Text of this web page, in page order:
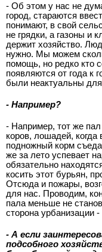
- Об этом у нас не
город, стараются
понимают, в свой
не грядки, а газоны и
держит хозяйство.
нужно. Мы можем
помощь, но редко кто
появляются от года к
были неактуальны
- Например?
- Например, тот же
коров, лошадей,
подножный корм
же за лето успевает
обязательно
косить этот бурьян,
Отсюда и пожары,
для нас. Проводим,
пала меньше не
сторона урбанизации -
- А если
подсобного